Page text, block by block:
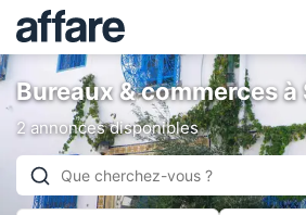
Bureaux & commerces à
2 annonces disponibles